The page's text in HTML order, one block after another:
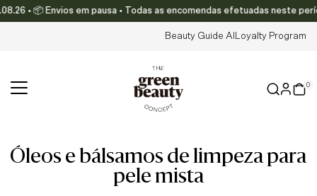
Translation missing: pt-PT.accessibility.skip_to_text
• 📦 Envios em pausa • Todas as encomendas efetuadas neste
Beauty Guide AI Loyalty Program
0
óleos e bálsamos de limpeza para
pele mista